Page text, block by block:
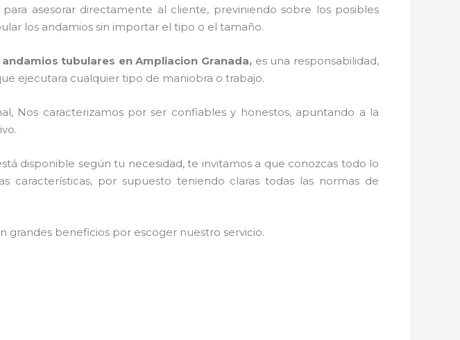
asesorar directamente al cliente, previniendo sobre los posibles
los andamios sin importar el tipo o el tamaño.
tubulares en Ampliacion Granada, es una responsabilidad,
ejecutara cualquier tipo de maniobra o trabajo.
Nos caracterizamos por ser confiables y honestos, apuntando a la
disponible según tu necesidad, te invitamos a que conozcas todo lo
características, por supuesto teniendo claras todas las normas de
grandes beneficios por escoger nuestro servicio.